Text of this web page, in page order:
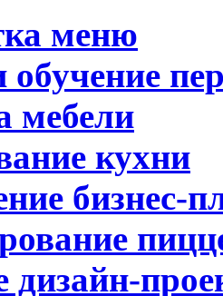
меню
мебели
кухни
бизнес-
дизайн-